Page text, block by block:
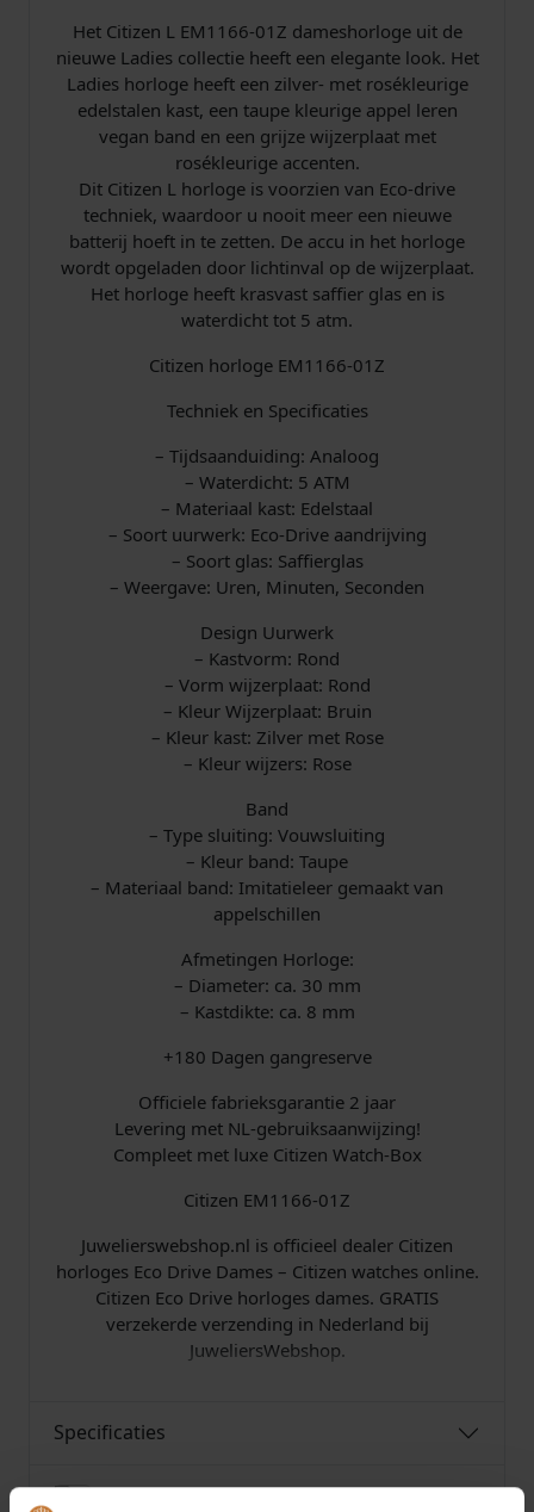
o
r
l
o
g
e
d
a
m
e
s
L
d
i
s
r
i
j
s
a
l
Het Citizen L EM1166-01Z dameshorloge uit de
nieuwe Ladies collectie heeft een elegante look. Het
Ladies horloge heeft een zilver- met rosékleurige
edelstalen kast, een taupe kleurige appel leren
vegan band en een grijze wijzerplaat met
rosékleurige accenten.
Dit Citizen L horloge is voorzien van Eco-drive
techniek, waardoor u nooit meer een nieuwe
batterij hoeft in te zetten. De accu in het horloge
wordt opgeladen door lichtinval op de wijzerplaat.
Het horloge heeft krasvast saffier glas en is
waterdicht tot 5 atm.
Citizen horloge EM1166-01Z
Techniek en Specificaties
– Tijdsaanduiding: Analoog
– Waterdicht: 5 ATM
– Materiaal kast: Edelstaal
– Soort uurwerk: Eco-Drive aandrijving
– Soort glas: Saffierglas
– Weergave: Uren, Minuten, Seconden
Design Uurwerk
– Kastvorm: Rond
– Vorm wijzerplaat: Rond
– Kleur Wijzerplaat: Bruin
– Kleur kast: Zilver met Rose
– Kleur wijzers: Rose
Band
– Type sluiting: Vouwsluiting
– Kleur band: Taupe
– Materiaal band: Imitatieleer gemaakt van
appelschillen
Afmetingen Horloge:
– Diameter: ca. 30 mm
– Kastdikte: ca. 8 mm
+180 Dagen gangreserve
Officiele fabrieksgarantie 2 jaar
Levering met NL-gebruiksaanwijzing!
Compleet met luxe Citizen Watch-Box
Citizen EM1166-01Z
Juwelierswebshop.nl is officieel dealer Citizen
horloges Eco Drive Dames – Citizen watches online.
Citizen Eco Drive horloges dames. GRATIS
verzekerde verzending in Nederland bij
JuweliersWebshop.
Specificaties